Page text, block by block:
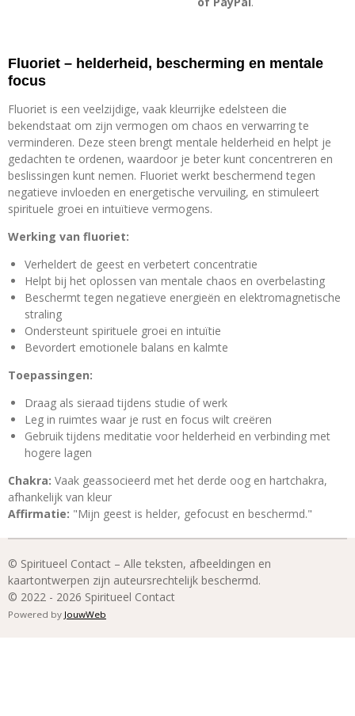
Fluoriet – helderheid, bescherming en mentale
focus
Fluoriet is een veelzijdige, vaak kleurrijke edelsteen die
bekendstaat om zijn vermogen om chaos en verwarring te
verminderen. Deze steen brengt mentale helderheid en helpt je
gedachten te ordenen, waardoor je beter kunt concentreren en
beslissingen kunt nemen. Fluoriet werkt beschermend tegen
negatieve invloeden en energetische vervuiling, en stimuleert
spirituele groei en intuïtieve vermogens.
Werking van fluoriet:
Verheldert de geest en verbetert concentratie
Helpt bij het oplossen van mentale chaos en overbelasting
Beschermt tegen negatieve energieën en elektromagnetische
straling
Ondersteunt spirituele groei en intuïtie
Bevordert emotionele balans en kalmte
Toepassingen:
Draag als sieraad tijdens studie of werk
Leg in ruimtes waar je rust en focus wilt creëren
Gebruik tijdens meditatie voor helderheid en verbinding met
hogere lagen
Chakra: Vaak geassocieerd met het derde oog en hartchakra,
afhankelijk van kleur
Affirmatie: "Mijn geest is helder, gefocust en beschermd."
© Spiritueel Contact – Alle teksten, afbeeldingen en
kaartontwerpen zijn auteursrechtelijk beschermd.
© 2022 - 2026 Spiritueel Contact
Powered by JouwWeb